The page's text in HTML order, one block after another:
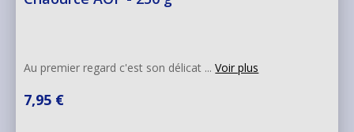
Au premier regard c'est son délicat ...Voir plus
7,95 €